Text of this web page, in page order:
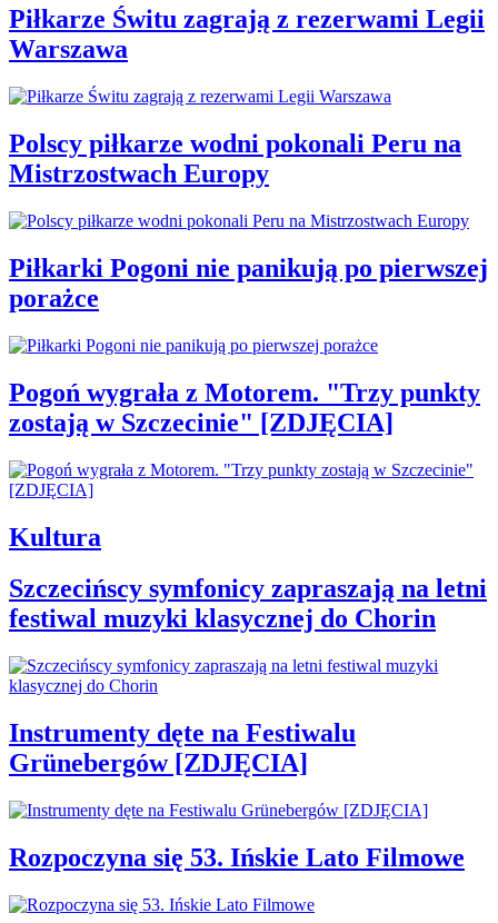
Piłkarze Świtu zagrają z rezerwami Legii
Warszawa
Polscy piłkarze wodni pokonali Peru na
Mistrzostwach Europy
Piłkarki Pogoni nie panikują po pierwszej
porażce
Pogoń wygrała z Motorem. "Trzy punkty
zostają w Szczecinie" [ZDJĘCIA]
Kultura
Szczecińscy symfonicy zapraszają na letni
festiwal muzyki klasycznej do Chorin
Instrumenty dęte na Festiwalu
Grünebergów [ZDJĘCIA]
Rozpoczyna się 53. Ińskie Lato Filmowe